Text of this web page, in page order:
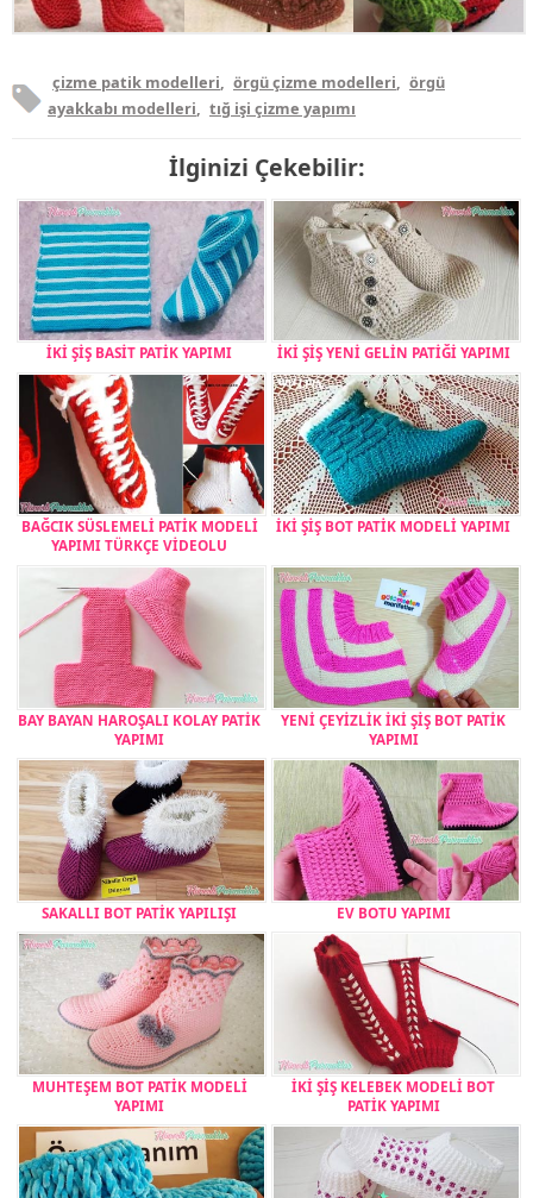
çizme patik modelleri, örgü çizme modelleri, örgü
ayakkabı modelleri, tığ işi çizme yapımı
İlginizi Çekebilir:
İKİ ŞİŞ BASİT PATİK YAPIMI İKİ ŞİŞ YENİ GELİN PATİĞİ YAPIMI
BAĞCIK SÜSLEMELİ PATİK MODELİ
YAPIMI TÜRKÇE VİDEOLU
İKİ ŞİŞ BOT PATİK MODELİ YAPIMI
BAY BAYAN HAROŞALI KOLAY PATİK
YAPIMI
YENİ ÇEYİZLİK İKİ ŞİŞ BOT PATİK
YAPIMI
SAKALLI BOT PATİK YAPILIŞI EV BOTU YAPIMI
MUHTEŞEM BOT PATİK MODELİ
YAPIMI
İKİ ŞİŞ KELEBEK MODELİ BOT
PATİK YAPIMI